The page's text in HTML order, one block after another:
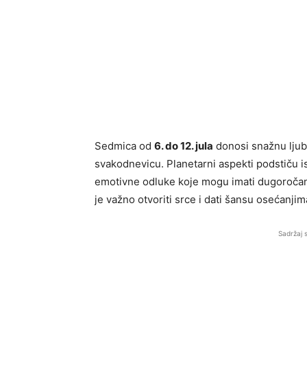
Sedmica od 6. do 12. jula donosi snažnu
svakodnevicu. Planetarni aspekti podstiču
emotivne odluke koje mogu imati
je važno otvoriti srce i dati šansu
Sadržaj